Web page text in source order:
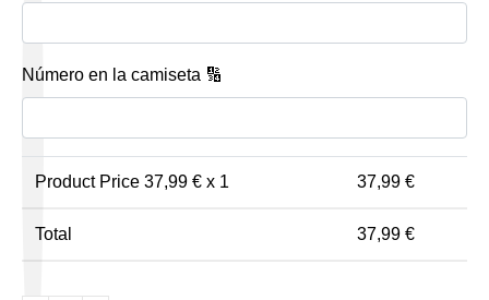
Número en la camiseta 🔢
Product Price 37,99 € x 1 37,99 €
Total 37,99 €